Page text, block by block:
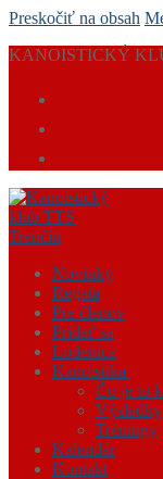
Preskočiť na obsah
KANOISTICKÝ
Novinky
Regata
Pre členov
Pridať sa
Lodenica
Kanoistika
Čo je to
Výsledky
Tréningy
Kalendár
Kontakt